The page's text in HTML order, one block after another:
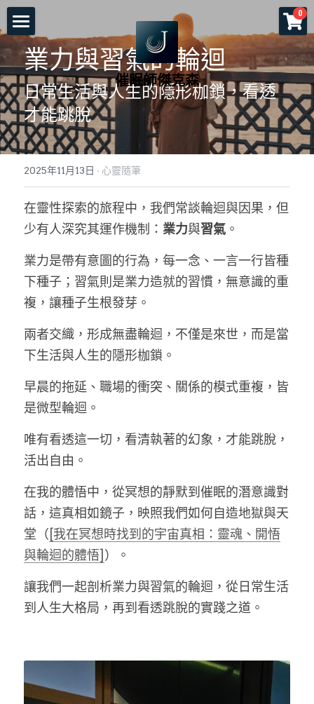
催眠師傑克森
0
首頁
關於老師
一對一服務
命運重塑計畫
催眠服務
頌缽及量子觸療
預約各項服務
一日工作坊
自我催眠工作坊
前世今生工作坊
解夢與清醒夢工作坊
工作坊報名
催眠師培訓課程
NGH催眠師證照班
催眠師進修班
證照班報名
免費講座
一個小時理解催眠
各式文章
好評回饋
官方LINE
LINE社群
業力與習氣的輪迴
日常生活與人生的隱形枷鎖，看透
才能跳脫
2025年11月13日 · 心靈隨筆
在靈性探索的旅程中，我們常談輪迴與因果，但
少有人深究其運作機制： 業力與習氣 。
業力是帶有意圖的行為，每一念、一言一行皆種
下種子；習氣則是業力造就的習慣，無意識的重
複，讓種子生根發芽。
兩者交織，形成無盡輪迴 ， 不僅是來世，而是當
下生活與人生的隱形枷鎖。
早晨的拖延、職場的衝突、關係的模式重複，皆
是微型輪迴。
唯有看透這一切，看清執著的幻象，才能跳脫，
活出自由。
在我的體悟中，從冥想的靜默到催眠的潛意識對
話，這真相如鏡子，映照我們如何自造地獄與天
堂（ [我在冥想時找到的宇宙真相：靈魂、開悟
與輪迴的體悟] ）。
讓我們一起剖析業力與習氣的輪迴，從日常生活
到人生大格局，再到看透跳脫的實踐之道。
×
商品分類
所有商品分類